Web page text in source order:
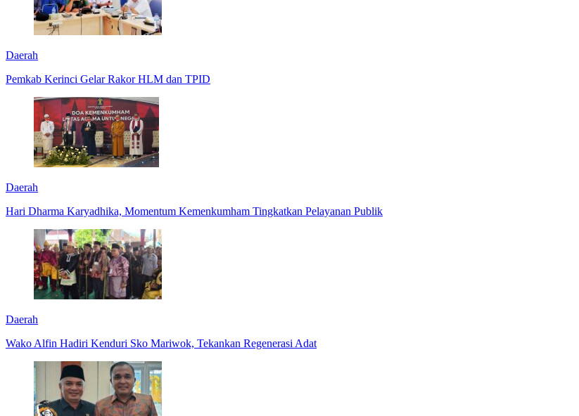
Daerah
Pemkab Kerinci Gelar Rakor HLM dan TPID
Daerah
Hari Dharma Karyadhika, Momentum Kemenkumham Tingkatkan Pelayanan Publik
Daerah
Wako Alfin Hadiri Kenduri Sko Mariwok, Tekankan Regenerasi Adat